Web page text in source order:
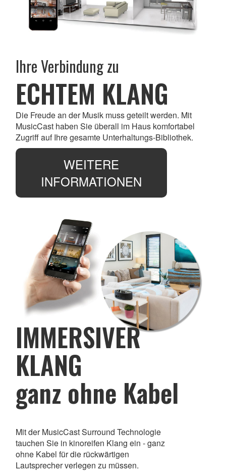
Ihre Verbindung zu
ECHTEM KLANG
Die Freude an der Musik muss geteilt werden. Mit
MusicCast haben Sie überall im Haus komfortabel
Zugriff auf Ihre gesamte Unterhaltungs-Bibliothek.
WEITERE
INFORMATIONEN
IMMERSIVER
KLANG
ganz ohne Kabel
Mit der MusicCast Surround Technologie
tauchen Sie in kinoreifen Klang ein - ganz
ohne Kabel für die rückwärtigen
Lautsprecher verlegen zu müssen.